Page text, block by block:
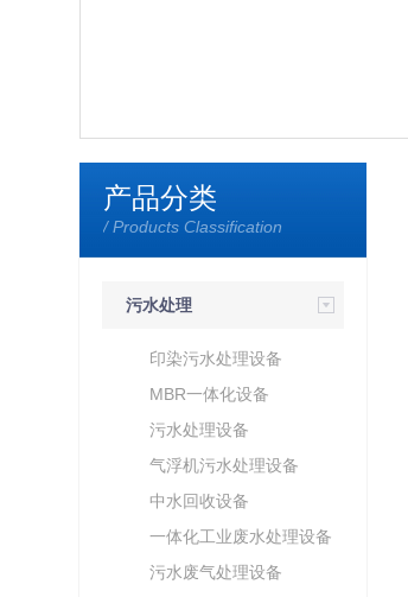
产品分类
/ Products Classification
污水处理
印染污水处理设备
MBR一体化设备
污水处理设备
气浮机污水处理设备
中水回收设备
一体化工业废水处理设备
污水废气处理设备